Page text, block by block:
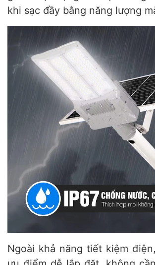
khi sạc đầy bằng năng lượng
Ngoài khả năng tiết kiệm